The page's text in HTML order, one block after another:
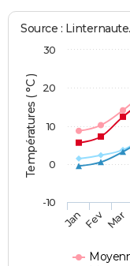
Températures ( °C )
Source :
JanFev Mar
-10
0
10
20
30